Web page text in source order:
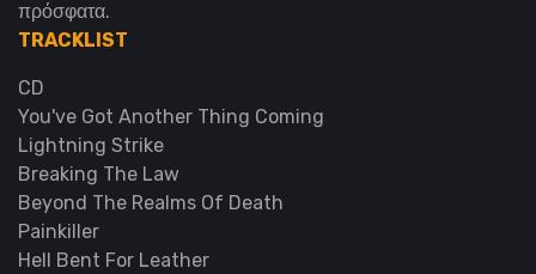
πρόσφατα.
TRACKLIST
CD
You've Got Another Thing Coming
Lightning Strike
Breaking The Law
Beyond The Realms Of Death
Painkiller
Hell Bent For Leather